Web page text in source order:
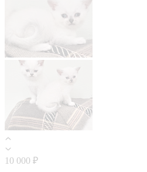
10 000 ₽